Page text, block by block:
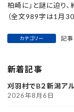
柏崎に」と謎に迫り
（全文989字は1月
カテゴリー 記事
新着記事
刈羽村でB２新潟ア
2026年8月6日